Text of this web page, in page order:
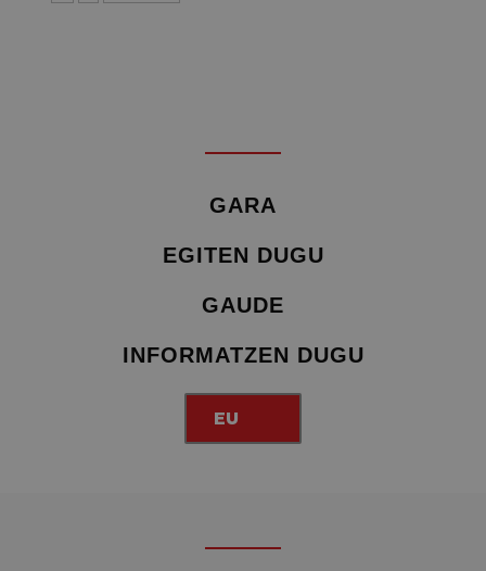
GARA
EGITEN DUGU
GAUDE
INFORMATZEN DUGU
EU